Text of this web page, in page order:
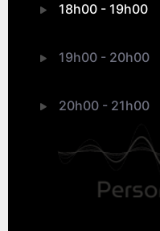
18h00 - 19h00
19h00 - 20h00
20h00 - 21h00